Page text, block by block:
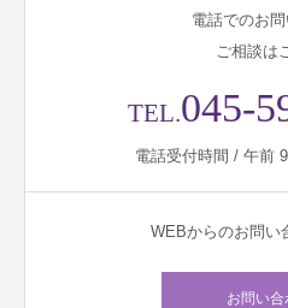
電話でのお
ご相談は
TEL.045-
電話受付時間 / 午前
WEBからのお問い
お問い合